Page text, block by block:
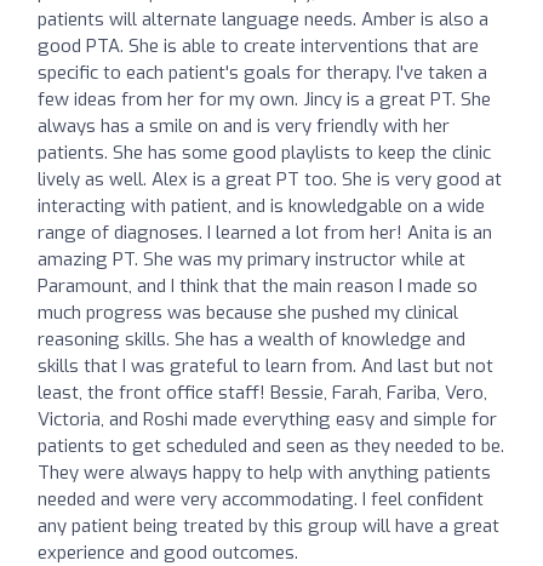
patients will alternate language needs. Amber is also a
good PTA. She is able to create interventions that are
specific to each patient's goals for therapy. I've taken a
few ideas from her for my own. Jincy is a great PT. She
always has a smile on and is very friendly with her
patients. She has some good playlists to keep the clinic
lively as well. Alex is a great PT too. She is very good at
interacting with patient, and is knowledgable on a wide
range of diagnoses. I learned a lot from her! Anita is an
amazing PT. She was my primary instructor while at
Paramount, and I think that the main reason I made so
much progress was because she pushed my clinical
reasoning skills. She has a wealth of knowledge and
skills that I was grateful to learn from. And last but not
least, the front office staff! Bessie, Farah, Fariba, Vero,
Victoria, and Roshi made everything easy and simple for
patients to get scheduled and seen as they needed to be.
They were always happy to help with anything patients
needed and were very accommodating. I feel confident
any patient being treated by this group will have a great
experience and good outcomes.